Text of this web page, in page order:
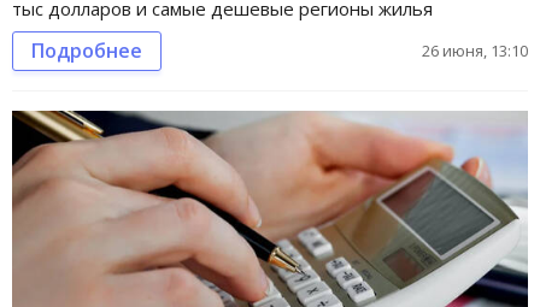
тыс долларов и самые дешевые регионы жилья
Подробнее 26 июня, 13:10